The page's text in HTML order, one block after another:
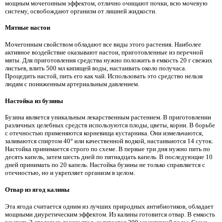
мощным мочегонным эффектом, отлично очищают почки, всю мочевую
систему, освобождают организм от лишней жидкости.
Мятные настои
Мочегонным свойством обладают все виды этого растения. Наиболее
активное воздействие оказывают настои, приготовленные из перечной
мяты. Для приготовления средства нужно положить в емкость 20 г свежих
листьев, влить 500 мл кипящей воды, настаивать около получаса.
Процедить настой, пить его как чай. Использовать это средство нельзя
людям с пониженным артериальным давлением.
Настойка из бузины
Бузина является уникальным лекарственным растением. В приготовлении
различных целебных средств используются плоды, цветы, корни. В борьбе
с отечностью применяются корневища кустарника. Они измельчаются,
заливаются спиртом 40° или качественной водкой, настаиваются 14 суток.
Настойка принимается строго по схеме. В первые три дня нужно пить по
десять капель, затем шесть дней по пятнадцать капель. В последующие 10
дней принимать по 20 капель. Настойка бузины не только справляется с
отечностью, но и укрепляет организм в целом.
Отвар из ягод калины
Эта ягода считается одним из лучших природных антибиотиков, обладает
мощными диуретическим эффектом. Из калины готовится отвар. В емкость